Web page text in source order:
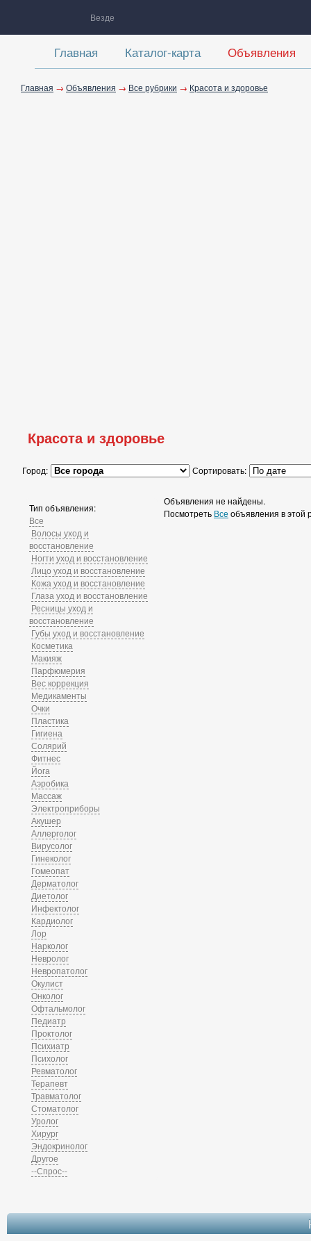
Везде
Главная Каталог-карта Объявления
Главная → Объявления → Все рубрики → Красота и здоровье
Красота и здоровье
Город: Сортировать:
Тип объявления:
Все
Волосы уход и
восстановление
Ногти уход и восстановление
Лицо уход и восстановление
Кожа уход и восстановление
Глаза уход и восстановление
Ресницы уход и
восстановление
Губы уход и восстановление
Косметика
Макияж
Парфюмерия
Вес коррекция
Медикаменты
Очки
Пластика
Гигиена
Солярий
Фитнес
Йога
Аэробика
Массаж
Электроприборы
Акушер
Аллерголог
Вирусолог
Гинеколог
Гомеопат
Дерматолог
Диетолог
Инфектолог
Кардиолог
Лор
Нарколог
Невролог
Невропатолог
Окулист
Онколог
Офтальмолог
Педиатр
Проктолог
Психиатр
Психолог
Ревматолог
Терапевт
Травматолог
Стоматолог
Уролог
Хирург
Эндокринолог
Другое
--Спрос--
Объявления не найдены.
Посмотреть Все объявления в этой